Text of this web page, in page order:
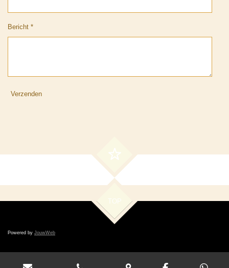
Bericht *
Verzenden
TOP
Powered by JouwWeb